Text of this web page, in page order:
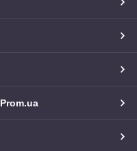
Prom.ua